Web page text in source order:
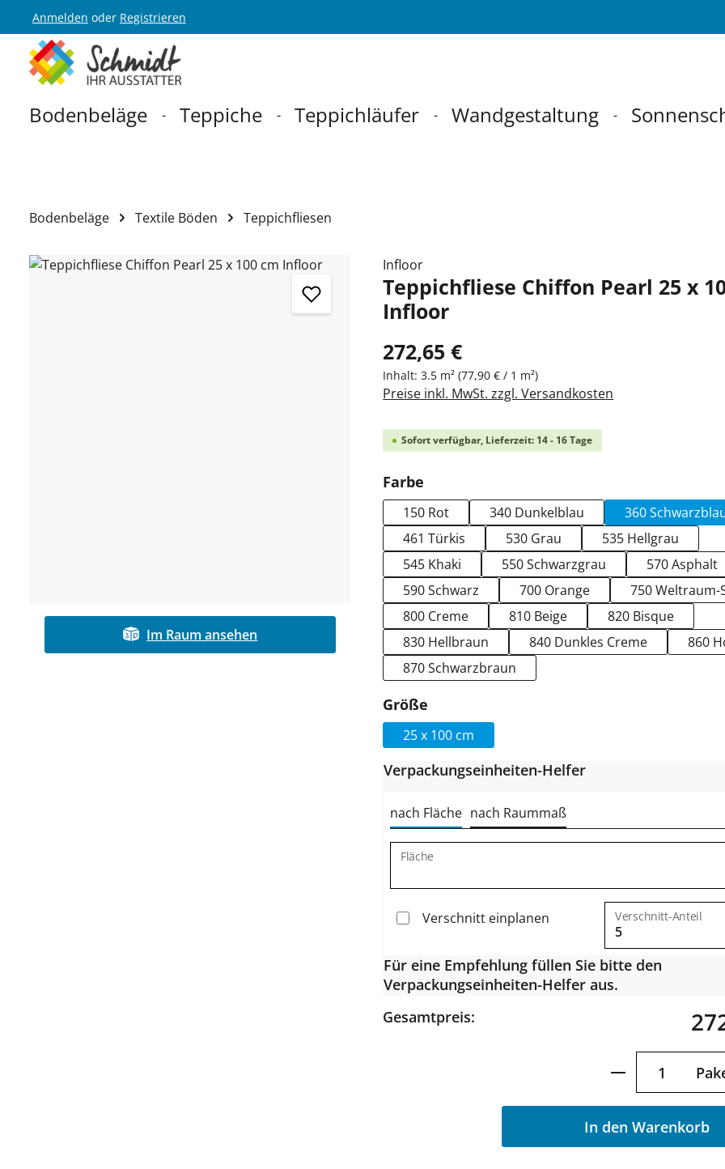
Hauptnavigation springen
Anmelden oder Registrieren
Bodenbeläge Teppiche Teppichläufer Wandgestaltung
Bodenbeläge Textile Böden Teppichfliesen
Bildergalerie überspringen
Im Raum ansehen
Infloor
Teppichfliese Chiffon Pearl 25 x
Infloor
272,65 €
Inhalt:3.5 m²(77,90 € / 1 m²)
Preise inkl. MwSt. zzgl. Versandkosten
Sofort verfügbar, Lieferzeit: 14 - 16 Tage
Farbe
150 Rot 340 Dunkelblau
360
461 Türkis
530 Grau
535 Hellgrau
545 Khaki
550 Schwarzgrau
570 Asphalt
590 Schwarz
700 Orange
750 Weltraum-
800 Creme
810 Beige
820 Bisque
830 Hellbraun
840 Dunkles Creme
860
870 Schwarzbraun
Größe
25 x 100 cm
Verpackungseinheiten-Helfer
nach Fläche nach Raummaß
Fläche
Verschnitt einplanen Verschnitt-Anteil
Für eine Empfehlung füllen Sie bitte den
Verpackungseinheiten-Helfer aus.
Gesamtpreis:
Produkt
In den Warenkorb